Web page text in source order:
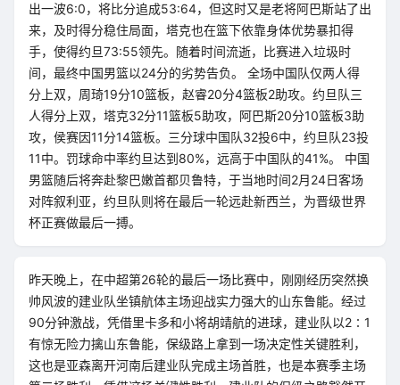
出一波6:0，将比分追成53:64，但这时又是老将阿巴斯站了出
来，及时得分稳住局面，塔克也在篮下依靠身体优势暴扣得
手，使得约旦73:55领先。随着时间流逝，比赛进入垃圾时
间，最终中国男篮以24分的劣势告负。 全场中国队仅两人得
分上双，周琦19分10篮板，赵睿20分4篮板2助攻。约旦队三
人得分上双，塔克32分11篮板5助攻，阿巴斯20分10篮板3助
攻，侯赛因11分14篮板。三分球中国队32投6中，约旦队23投
11中。罚球命中率约旦达到80%，远高于中国队的41%。 中国
男篮随后将奔赴黎巴嫩首都贝鲁特，于当地时间2月24日客场
对阵叙利亚，约旦队则将在最后一轮远赴新西兰，为晋级世界
杯正赛做最后一搏。
昨天晚上，在中超第26轮的最后一场比赛中，刚刚经历突然换
帅风波的建业队坐镇航体主场迎战实力强大的山东鲁能。经过
90分钟激战，凭借里卡多和小将胡靖航的进球，建业队以2∶1
有惊无险力擒山东鲁能，保级路上拿到一场决定性关键胜利，
这也是亚森离开河南后建业队完成主场首胜，也是本赛季主场